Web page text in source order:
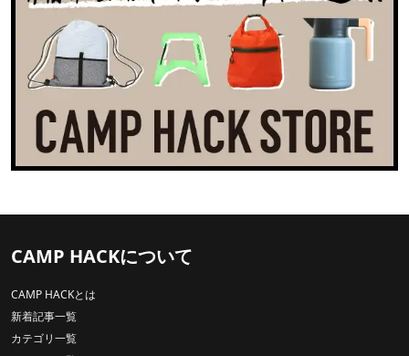
CAMP HACKについて
CAMP HACKとは
新着記事一覧
カテゴリ一覧